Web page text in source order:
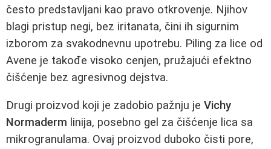
često predstavljani kao pravo otkrovenje. Njihov
blagi pristup negi, bez iritanata, čini ih sigurnim
izborom za svakodnevnu upotrebu. Piling za lice od
Avene je takođe visoko cenjen, pružajući efektno
čišćenje bez agresivnog dejstva.
Drugi proizvod koji je zadobio pažnju je Vichy
Normaderm linija, posebno gel za čišćenje lica sa
mikrogranulama. Ovaj proizvod duboko čisti pore,